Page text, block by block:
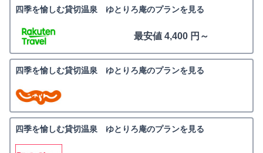
四季を愉しむ貸切温泉 ゆとりろ庵のプランを見る
最安値 4,400 円～
四季を愉しむ貸切温泉 ゆとりろ庵のプランを見る
四季を愉しむ貸切温泉 ゆとりろ庵のプランを見る